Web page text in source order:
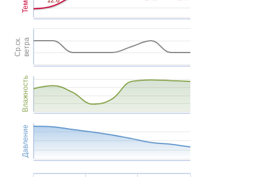
Ср.ск.ветра
Влажность
Давление